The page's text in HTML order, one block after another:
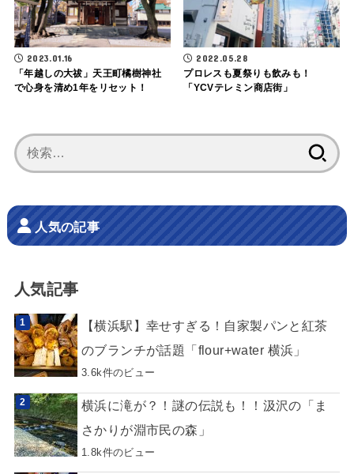
2023.01.16
「年越しの大祓」天王町橘樹神社
で心身を清め1年をリセット！
2022.05.28
プロレスも夏祭りも飲みも！
「YCVテレミン商店街」
索:
人気の記事
人気記事
【横浜駅】幸せすぎる！自家製パンと紅茶
のブランチが話題「flour+water 横浜」
3.6k件のビュー
横浜に滝が？！謎の伝説も！！汲沢の「ま
さかりが淵市民の森」
1.8k件のビュー